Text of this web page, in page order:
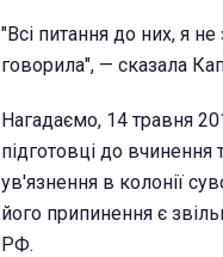
"Всі питання до них, я
говорила", — сказала
Нагадаємо, 14 травня
підготовці до
ув'язнення в колонії
його припинення є
РФ.